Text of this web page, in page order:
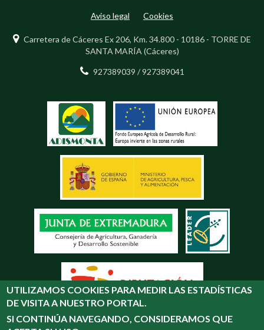
Desarrollado por:
UTILIZAMOS COOKIES PARA MEDIR LAS ESTADÍSTICAS
DE VISITA A NUESTRO PORTAL.
SI CONTINÚA NAVEGANDO, CONSIDERAMOS QUE